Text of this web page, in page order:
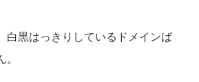
白黒はっきりしているドメインば